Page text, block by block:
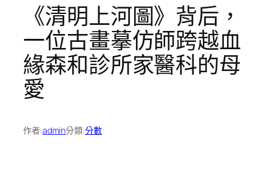
《清明上河圖》背后，
一位古畫摹仿師跨越血
緣森和診所家醫科的母
愛
作者:admin分類:分數